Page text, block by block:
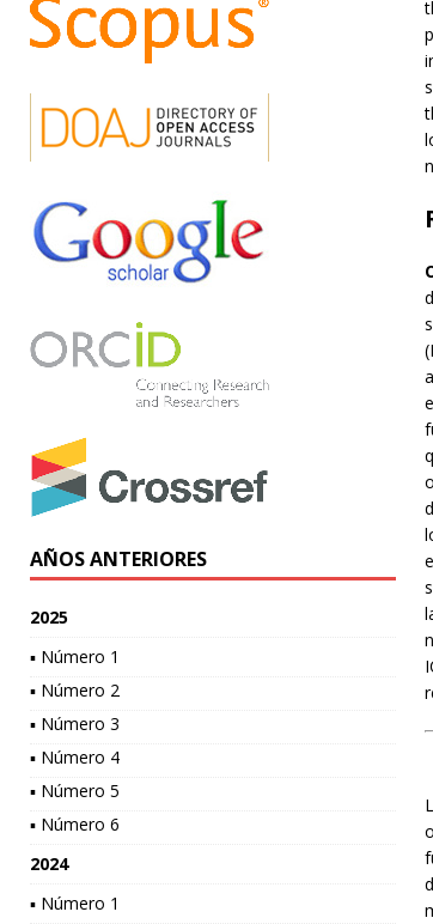
AÑOS ANTERIORES
2025
▪ Número 1
▪ Número 2
▪ Número 3
▪ Número 4
▪ Número 5
▪ Número 6
2024
▪ Número 1